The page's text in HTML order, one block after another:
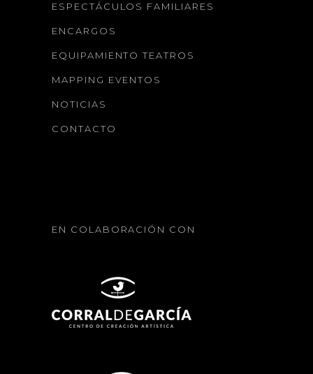
ESPECTÁCULOS FAMILIARES
ENCARGOS
EQUIPAMIENTO TEATROS
MAPPING EVENTOS
NOTICIAS
CONTACTO
EN COLABORACIÓN CON